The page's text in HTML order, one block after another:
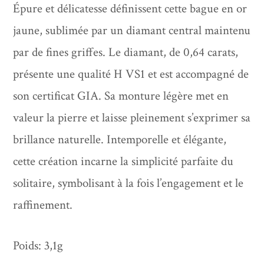
Épure et délicatesse définissent cette bague en or
jaune, sublimée par un diamant central maintenu
par de fines griffes. Le diamant, de 0,64 carats,
présente une qualité H VS1 et est accompagné de
son certificat GIA. Sa monture légère met en
valeur la pierre et laisse pleinement s’exprimer sa
brillance naturelle. Intemporelle et élégante,
cette création incarne la simplicité parfaite du
solitaire, symbolisant à la fois l’engagement et le
raffinement.
Poids: 3,1g